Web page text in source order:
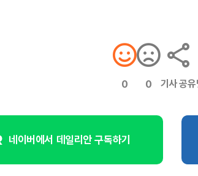
0 0 기사 공유
네이버에서 데일리안 구독하기